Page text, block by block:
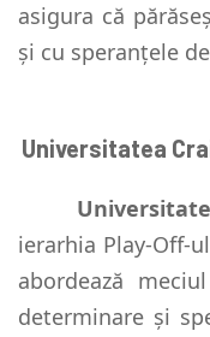
asigura că
și cu speranțele
Universitatea
ierarhia Play-Off-
abordează
determinare și